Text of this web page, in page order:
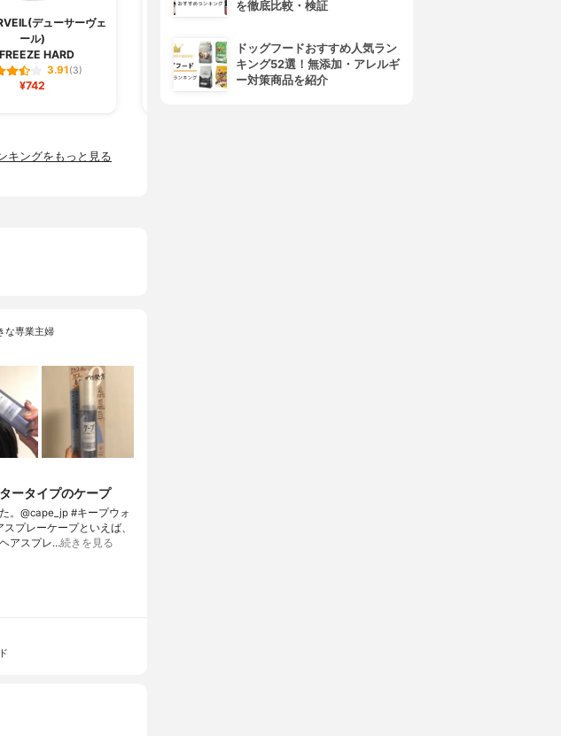
デューサーヴェ
ール)
HARD
3.91(3)
¥742
トリエ スプレー10
3.89 (7)
¥995
ラフュージョン ステイフォグ
キングをもっと見る
な専業主婦
ータイプのケープ
。@cape_jp #キープウォ
プレーケープといえば、
アスプレ…続きを見る
を徹底比較・検証
ドッグフードおすすめ人気ラン
キング52選！無添加・アレルギ
ー対策商品を紹介